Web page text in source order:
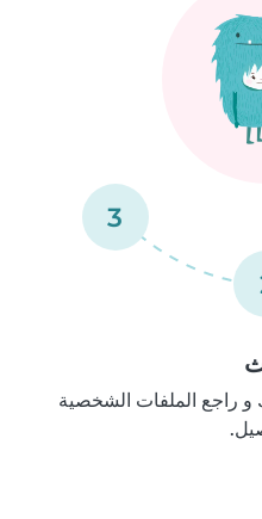
3
راجع الملفات الشخصية